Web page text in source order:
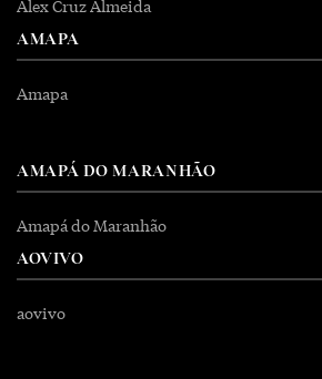
Alex Cruz Almeida
AMAPA
Amapa
AMAPÁ DO MARANHÃO
Amapá do Maranhão
AOVIVO
aovivo